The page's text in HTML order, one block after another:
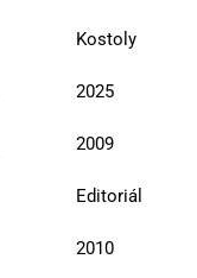
Kostoly
2025
2009
Editoriál
2010